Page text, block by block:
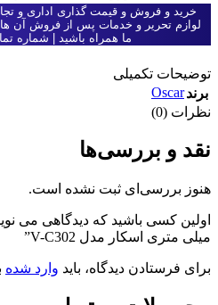
خرید و فروش و قیمت گذاری اداری و
لوازم تحریر و خدمات پس از فروش آن
ما همراه باشید | شماره تماس :
توضیحات تکمیلی
برندOscar
نظرات (0)
نقد و بررسی‌ها
هنوز بررسی‌ای ثبت نشده است.
میلی متری اسکار مدل V-C302”
برای فرستادن دیدگاه، باید وارد شده